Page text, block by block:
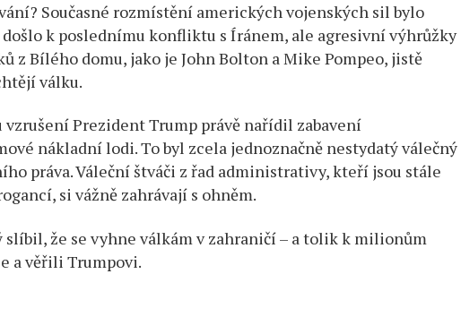
Současné rozmístění amerických vojenských sil bylo
k poslednímu konfliktu s Íránem, ale agresivní výhrůžky
z Bílého domu, jako je John Bolton a Mike Pompeo, jistě
válku.
Prezident Trump právě nařídil zabavení
nákladní lodi. To byl zcela jednoznačně nestydatý válečný
práva. Váleční štváči z řad administrativy, kteří jsou stále
si vážně zahrávají s ohněm.
že se vyhne válkám v zahraničí – a tolik k milionům
a věřili Trumpovi.